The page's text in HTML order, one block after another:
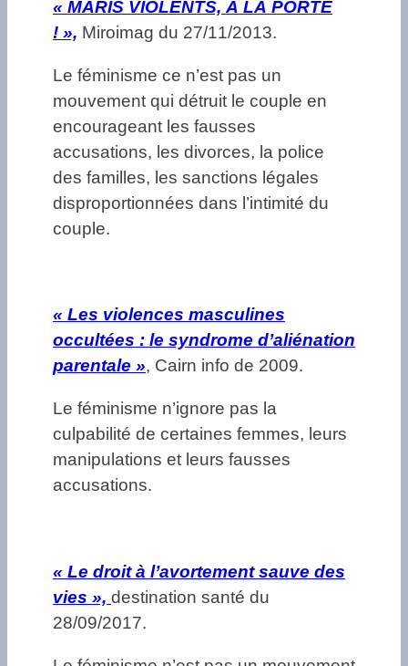
« MARIS VIOLENTS, À LA PORTE
! », Miroimag du 27/11/2013.
Le féminisme ce n’est pas un
mouvement qui détruit le couple en
encourageant les fausses
accusations, les divorces, la police
des familles, les sanctions légales
disproportionnées dans l’intimité du
couple.
« Les violences masculines
occultées : le syndrome d’aliénation
parentale », Cairn info de 2009.
Le féminisme n’ignore pas la
culpabilité de certaines femmes, leurs
manipulations et leurs fausses
accusations.
« Le droit à l’avortement sauve des
vies », destination santé du
28/09/2017.